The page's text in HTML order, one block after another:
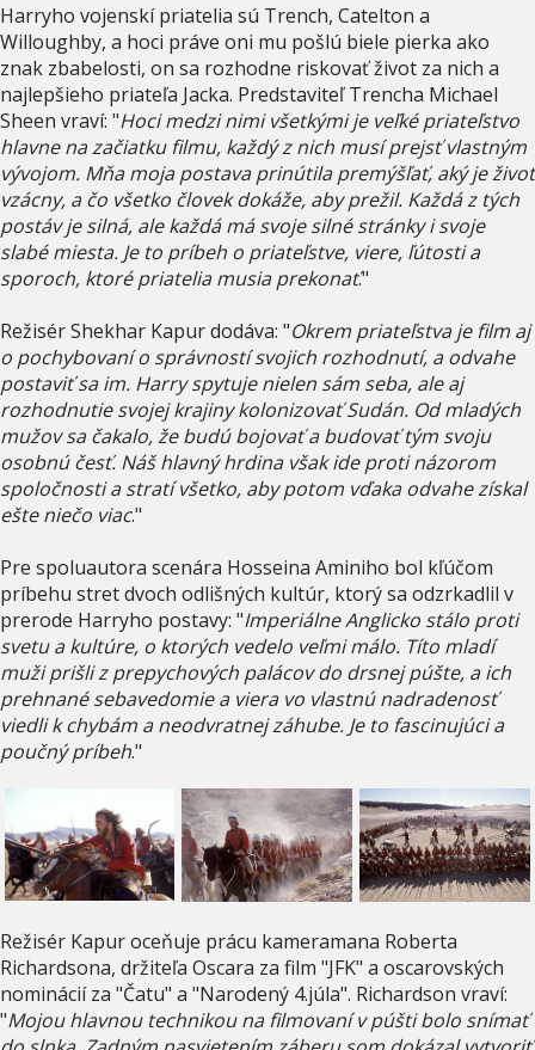
Harryho vojenskí priatelia sú Trench, Catelton a
Willoughby, a hoci práve oni mu pošlú biele pierka ako
znak zbabelosti, on sa rozhodne riskovať život za nich a
najlepšieho priateľa Jacka. Predstaviteľ Trencha Michael
Sheen vraví: "Hoci medzi nimi všetkými je veľké priateľstvo
hlavne na začiatku filmu, každý z nich musí prejsť vlastným
vývojom. Mňa moja postava prinútila premýšľať, aký je život
vzácny, a čo všetko človek dokáže, aby prežil. Každá z tých
postáv je silná, ale každá má svoje silné stránky i svoje
slabé miesta. Je to príbeh o priateľstve, viere, ľútosti a
sporoch, ktoré priatelia musia prekonať."
Režisér Shekhar Kapur dodáva: "Okrem priateľstva je film aj
o pochybovaní o správností svojich rozhodnutí, a odvahe
postaviť sa im. Harry spytuje nielen sám seba, ale aj
rozhodnutie svojej krajiny kolonizovať Sudán. Od mladých
mužov sa čakalo, že budú bojovať a budovať tým svoju
osobnú česť. Náš hlavný hrdina však ide proti názorom
spoločnosti a stratí všetko, aby potom vďaka odvahe získal
ešte niečo viac."
Pre spoluautora scenára Hosseina Aminiho bol kľúčom
príbehu stret dvoch odlišných kultúr, ktorý sa odzrkadlil v
prerode Harryho postavy: "Imperiálne Anglicko stálo proti
svetu a kultúre, o ktorých vedelo veľmi málo. Títo mladí
muži prišli z prepychových palácov do drsnej púšte, a ich
prehnané sebavedomie a viera vo vlastnú nadradenosť
viedli k chybám a neodvratnej záhube. Je to fascinujúci a
poučný príbeh."
Režisér Kapur oceňuje prácu kameramana Roberta
Richardsona, držiteľa Oscara za film "JFK" a oscarovských
nominácií za "Čatu" a "Narodený 4.júla". Richardson vraví:
"Mojou hlavnou technikou na filmovaní v púšti bolo snímať